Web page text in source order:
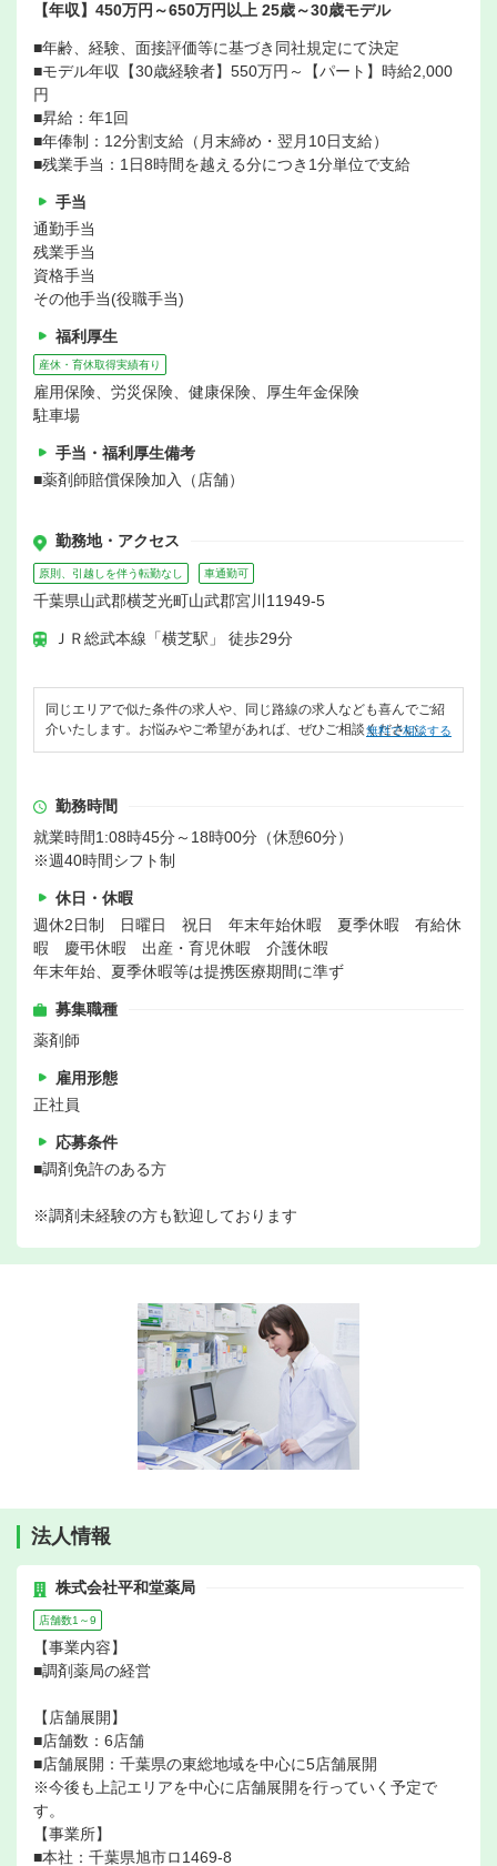
【年収】450万円～650万円以上 25歳～30歳モデル
■年齢、経験、面接評価等に基づき同社規定にて決定
■モデル年収【30歳経験者】550万円～【パート】時給2,000
円
■昇給：年1回
■年俸制：12分割支給（月末締め・翌月10日支給）
■残業手当：1日8時間を越える分につき1分単位で支給
手当
通勤手当
残業手当
資格手当
その他手当(役職手当)
福利厚生
産休・育休取得実績有り
雇用保険、労災保険、健康保険、厚生年金保険
駐車場
手当・福利厚生備考
■薬剤師賠償保険加入（店舗）
勤務地・アクセス
原則、引越しを伴う転勤なし 車通勤可
千葉県山武郡横芝光町山武郡宮川11949-5
ＪＲ総武本線「横芝駅」 徒歩29分
同じエリアで似た条件の求人や、同じ路線の求人なども喜んでご紹
介いたします。お悩みやご希望があれば、ぜひご相談ください。
無料で相談する
勤務時間
就業時間1:08時45分～18時00分（休憩60分）
※週40時間シフト制
休日・休暇
週休2日制 日曜日 祝日 年末年始休暇 夏季休暇 有給休
暇 慶弔休暇 出産・育児休暇 介護休暇
年末年始、夏季休暇等は提携医療期間に準ず
募集職種
薬剤師
雇用形態
正社員
応募条件
■調剤免許のある方
※調剤未経験の方も歓迎しております
法人情報
株式会社平和堂薬局
店舗数1～9
【事業内容】
■調剤薬局の経営
【店舗展開】
■店舗数：6店舗
■店舗展開：千葉県の東総地域を中心に5店舗展開
※今後も上記エリアを中心に店舗展開を行っていく予定で
す。
【事業所】
■本社：千葉県旭市ロ1469-8